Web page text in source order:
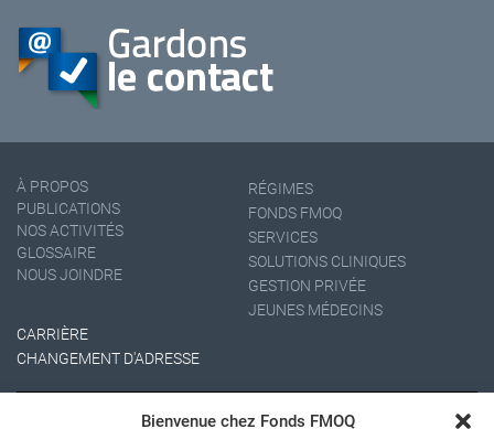
Bienvenue chez Fonds FMOQ
À PROPOS
PUBLICATIONS
NOS ACTIVITÉS
GLOSSAIRE
NOUS JOINDRE
RÉGIMES
FONDS FMOQ
SERVICES
SOLUTIONS CLINIQUES
GESTION PRIVÉE
JEUNES MÉDECINS
CARRIÈRE
CHANGEMENT D'ADRESSE